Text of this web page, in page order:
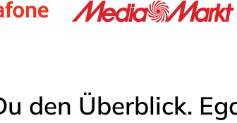
den Überblick.